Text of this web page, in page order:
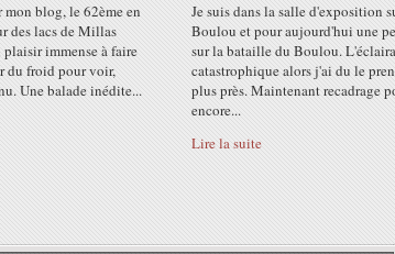
blog, le 62ème en
des lacs de Millas
immense à faire
du froid pour voir,
Une balade inédite...
Je suis dans la salle d'exposition
Boulou et pour aujourd'hui une
sur la bataille du Boulou.
catastrophique alors j'ai du le
plus près. Maintenant recadrage
encore...
Lire la suite